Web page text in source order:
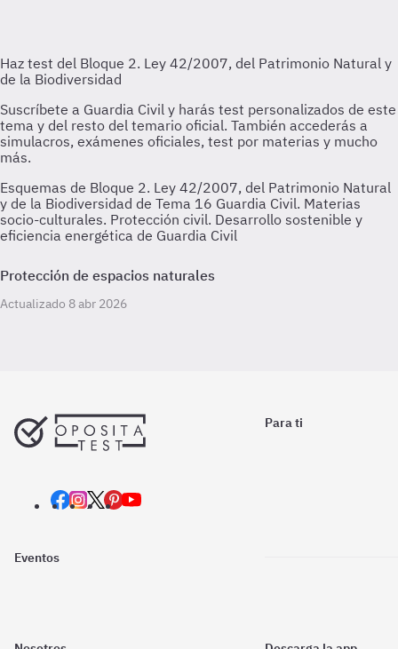
Esquemas de Bloque 2. Ley 42/2007, del Patrimonio Natural
y de la Biodiversidad de Tema 16 Guardia Civil. Materias
socio-culturales. Protección civil. Desarrollo sostenible y
eficiencia energética de Guardia Civil
Protección de espacios naturales
Actualizado 8 abr 2026
Para ti
Eventos